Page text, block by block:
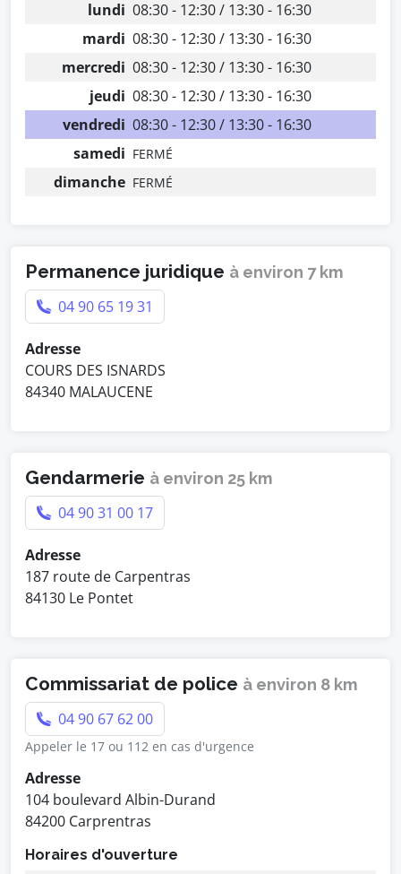
lundi 08:30 - 12:30 / 13:30 - 16:30
mardi 08:30 - 12:30 / 13:30 - 16:30
mercredi 08:30 - 12:30 / 13:30 - 16:30
jeudi 08:30 - 12:30 / 13:30 - 16:30
vendredi 08:30 - 12:30 / 13:30 - 16:30
samedi FERMÉ
dimanche FERMÉ
Permanence juridique à environ 7 km
04 90 65 19 31
Adresse
COURS DES ISNARDS
84340 MALAUCENE
Gendarmerie à environ 25 km
04 90 31 00 17
Adresse
187 route de Carpentras
84130 Le Pontet
Commissariat de police à environ 8 km
04 90 67 62 00
Appeler le 17 ou 112 en cas d'urgence
Adresse
104 boulevard Albin-Durand
84200 Carprentras
Horaires d'ouverture